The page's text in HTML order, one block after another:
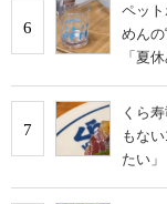
6
ペッ
めん
「夏
7
くら
もな
たい」